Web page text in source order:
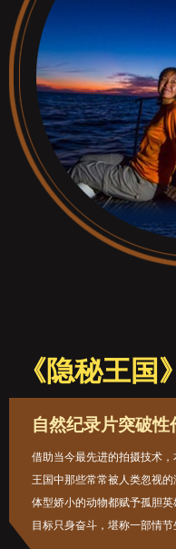
《隐秘王国》
自然纪录片突破性
借助当今最先进的拍摄技术
王国中那些常常被人类忽视
体型娇小的动物都赋予孤胆
目标只身奋斗，堪称一部情节